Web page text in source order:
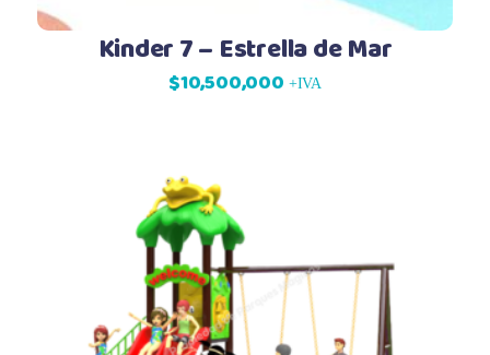
Kinder 7 – Estrella de Mar
$10,500,000 +IVA